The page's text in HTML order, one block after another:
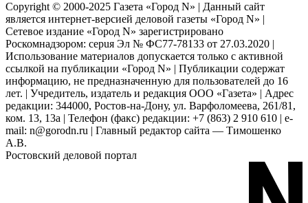
Copyright © 2000-2025 Газета «Город N» | Данный сайт
является интернет-версией деловой газеты «Город N» |
Сетевое издание «Город N» зарегистрировано
Роскомнадзором: серuя Эл № ФС77-78133 от 27.03.2020 |
Использование материалов допускается только с активной
ссылкой на публикации «Город N» | Публикации содержат
информацию, не предназначенную для пользователей до 16
лет. | Учредитель, издатель и редакция ООО «Газета» | Адрес
редакции: 344000, Ростов-на-Дону, ул. Варфоломеева, 261/81,
ком. 13, 13а | Телефон (факс) редакции: +7 (863) 2 910 610 | e-
mail: n@gorodn.ru | Главный редактор сайта — Тимошенко
А.В.
Ростовский деловой портал